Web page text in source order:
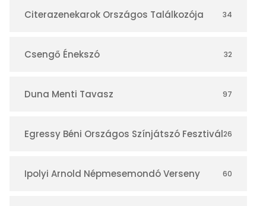
á
r
Citerazenekarok Országos Találkozója 34
Csengő Énekszó 32
Duna Menti Tavasz 97
Egressy Béni Országos Színjátszó Fesztivál26
Ipolyi Arnold Népmesemondó Verseny 60